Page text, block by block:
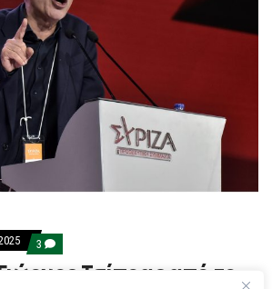
3 COMMENTS
ON
ΑΠΟΧΩΡΕΊΤσίπρας από το